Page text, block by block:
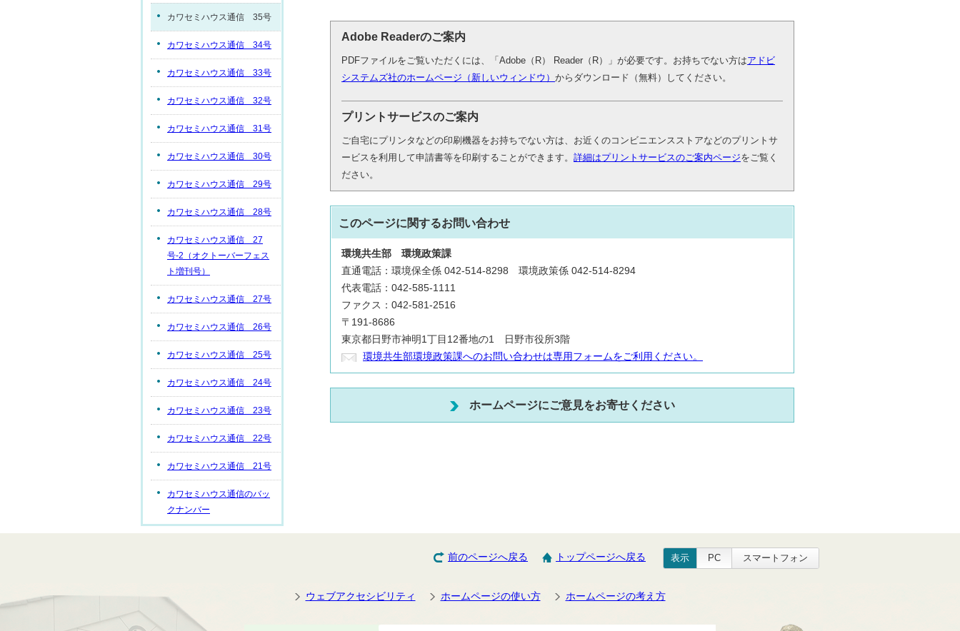
Adobe Readerのご案内
PDFファイルをご覧いただくには、「Adobe（R） Reader（R）」が必要です。お持ちでない方はアドビ
システムズ社のホームページ（新しいウィンドウ） からダウンロード（無料）してください。
プリントサービスのご案内
ご自宅にプリンタなどの印刷機器をお持ちでない方は、お近くのコンビニエンスストアなどのプリントサ
ービスを利用して申請書等を印刷することができます。 詳細はプリントサービスのご案内ページをご覧く
ださい。
このページに関するお問い合わせ
環境共生部 環境政策課
直通電話：環境保全係 042-514-8298 環境政策係 042-514-8294
代表電話：042-585-1111
ファクス：042-581-2516
〒191-8686
東京都日野市神明1丁目12番地の1 日野市役所3階
環境共生部環境政策課へのお問い合わせは専用フォームをご利用ください。
ホームページにご意見をお寄せください
カワセミハウス通信 35号
カワセミハウス通信 34号
カワセミハウス通信 33号
カワセミハウス通信 32号
カワセミハウス通信 31号
カワセミハウス通信 30号
カワセミハウス通信 29号
カワセミハウス通信 28号
カワセミハウス通信 27
号-2（オクトーバーフェス
ト増刊号）
カワセミハウス通信 27号
カワセミハウス通信 26号
カワセミハウス通信 25号
カワセミハウス通信 24号
カワセミハウス通信 23号
カワセミハウス通信 22号
カワセミハウス通信 21号
カワセミハウス通信のバッ
クナンバー
前のページへ戻る トップページへ戻る 表示 PC スマートフォン
ウェブアクセシビリティ ホームページの使い方 ホームページの考え方